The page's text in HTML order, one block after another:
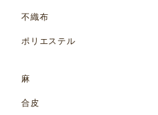
不織布
ポリエステル
麻
合皮